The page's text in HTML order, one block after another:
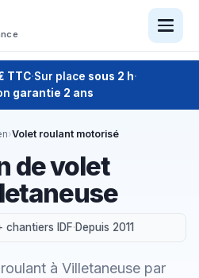
TTC·Sur place sous 2 h·
garantie 2 ans
›Volet roulant motorisé
de volet
chantiers IDF·Depuis 2011
à Villetaneuse par